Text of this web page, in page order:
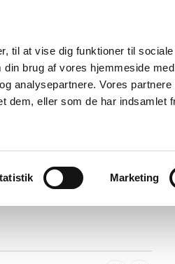
til at vise dig funktioner til
brug af vores hjemmeside
analysepartnere. Vores partnere
dem, eller som de har indsamlet
Marketing
Nyheder Om os Kontakt
Apoteker og salg af